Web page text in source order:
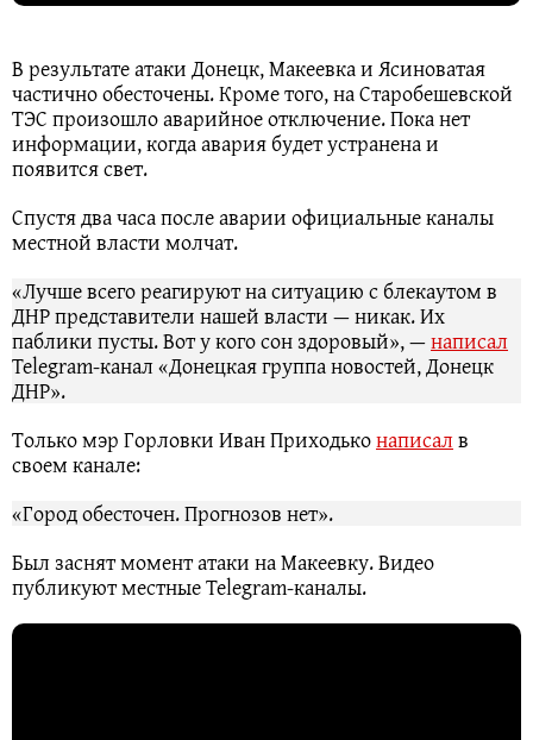
В результате атаки Донецк, Макеевка и Ясиноватая
частично обесточены. Кроме того, на Старобешевской
ТЭС произошло аварийное отключение. Пока нет
информации, когда авария будет устранена и
появится свет.
Спустя два часа после аварии официальные каналы
местной власти молчат.
«Лучше всего реагируют на ситуацию с блекаутом в
ДНР представители нашей власти — никак. Их
паблики пусты. Вот у кого сон здоровый», —написал
Telegram-канал «Донецкая группа новостей, Донецк
ДНР».
Только мэр Горловки Иван Приходьконаписалв
своем канале:
«Город обесточен. Прогнозов нет».
Был заснят момент атаки на Макеевку. Видео
публикуют местные Telegram-каналы.